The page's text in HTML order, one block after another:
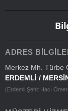
ADRES
Merkez Mh. Türbe
ERDEMLİ /
(Erdemli Şehit Hacı